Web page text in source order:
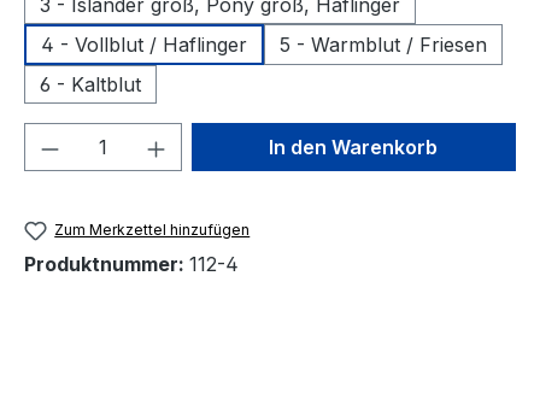
3 - Isländer groß, Pony groß, Haflinger
4 - Vollblut / Haflinger
5 - Warmblut / Friesen
6 - Kaltblut
Produkt Anzahl: Gib denIn den Warenkorb
Zum Merkzettel hinzufügen
Produktnummer: 112-4